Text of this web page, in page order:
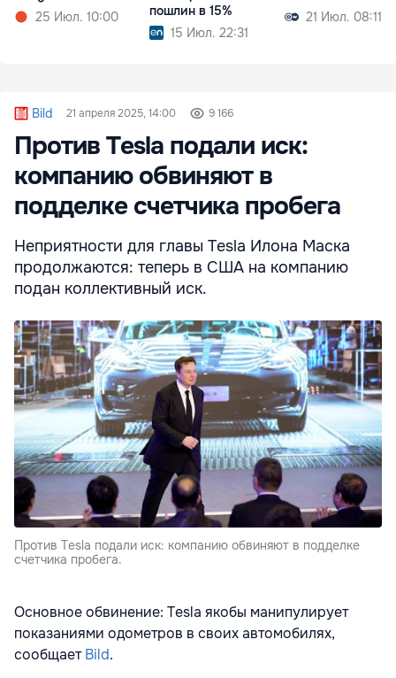
25 Июл. 10:00
пошлин в 15%
15 Июл. 22:31
21 Июл. 08:11
Bild 21 апреля 2025, 14:00 9 166
Против Tesla подали иск:
компанию обвиняют в
подделке счетчика пробега
Неприятности для главы Tesla Илона Маска
продолжаются: теперь в США на компанию
подан коллективный иск.
Против Tesla подали иск: компанию обвиняют в подделке
счетчика пробега.
Основное обвинение: Tesla якобы манипулирует
показаниями одометров в своих автомобилях,
сообщаетBild.